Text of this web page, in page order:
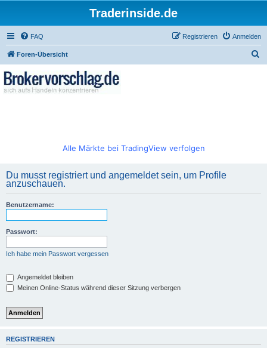
Traderinside.de
FAQ Anmelden
Registrieren
Foren-Übersicht
Alle Märkte bei TradingView verfolgen
Du musst registriert und angemeldet sein, um Profile
anzuschauen.
Benutzername:
Passwort:
Ich habe mein Passwort vergessen
Angemeldet bleiben
Meinen Online-Status während dieser Sitzung verbergen
REGISTRIEREN